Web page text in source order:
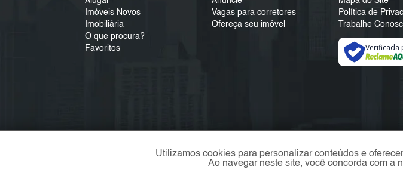
Imóveis Novos
Imobiliária
O que procura?
Favoritos
Vagas para corretores
Ofereça seu imóvel
Política de
Trabalhe
Verificada
Utilizamos cookies para personalizar conteúdos e
Ao navegar neste site, você concorda com a